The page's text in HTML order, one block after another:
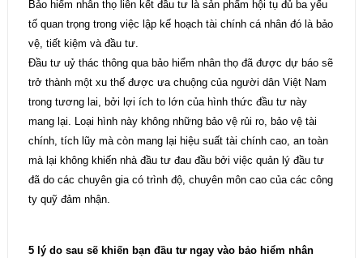
Bảo hiểm nhân thọ liên kết đầu tư là sản phẩm hội tụ đủ ba yếu
tố quan trọng trong việc lập kế hoạch tài chính cá nhân đó là bảo
vệ, tiết kiệm và đầu tư.
Đầu tư uỷ thác thông qua bảo hiểm nhân thọ đã được dự báo sẽ
trở thành một xu thế được ưa chuộng của người dân Việt Nam
trong tương lai, bởi lợi ích to lớn của hình thức đầu tư này
mang lại. Loại hình này không những bảo vệ rủi ro, bảo vệ tài
chính, tích lũy mà còn mang lại hiệu suất tài chính cao, an toàn
mà lại không khiến nhà đầu tư đau đầu bởi việc quản lý đầu tư
đã do các chuyên gia có trình độ, chuyên môn cao của các công
ty quỹ đảm nhận.
5 lý do sau sẽ khiến bạn đầu tư ngay vào bảo hiểm nhân